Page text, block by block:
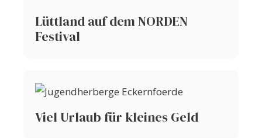
Lüttland auf dem NORDEN
Festival
Viel Urlaub für kleines Geld